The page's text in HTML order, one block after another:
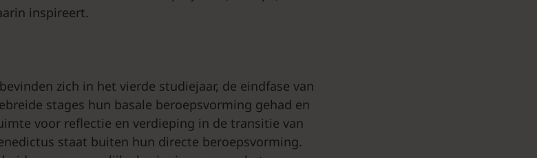
inspireert.
zich in het vierde studiejaar, de eindfase van
stages hun basale beroepsvorming gehad en
voor reflectie en verdieping in de transitie van
staat buiten hun directe beroepsvorming.